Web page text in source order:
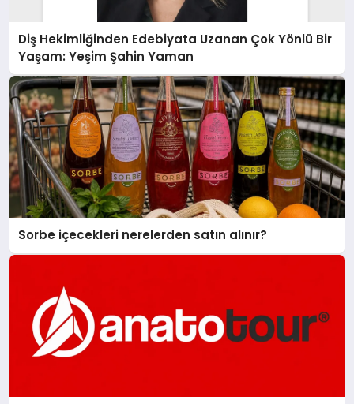
Diş Hekimliğinden Edebiyata Uzanan Çok Yönlü Bir
Yaşam: Yeşim Şahin Yaman
Sorbe içecekleri nerelerden satın alınır?